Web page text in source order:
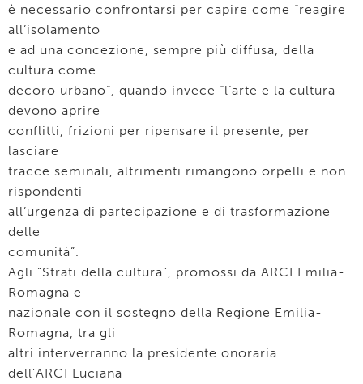
è necessario confrontarsi per capire come “reagire
all’isolamento
e ad una concezione, sempre più diffusa, della
cultura come
decoro urbano”, quando invece “l’arte e la cultura
devono aprire
conflitti, frizioni per ripensare il presente, per
lasciare
tracce seminali, altrimenti rimangono orpelli e non
rispondenti
all’urgenza di partecipazione e di trasformazione
delle
comunità”.
Agli “Strati della cultura”, promossi da ARCI Emilia-
Romagna e
nazionale con il sostegno della Regione Emilia-
Romagna, tra gli
altri interverranno la presidente onoraria
dell’ARCI Luciana